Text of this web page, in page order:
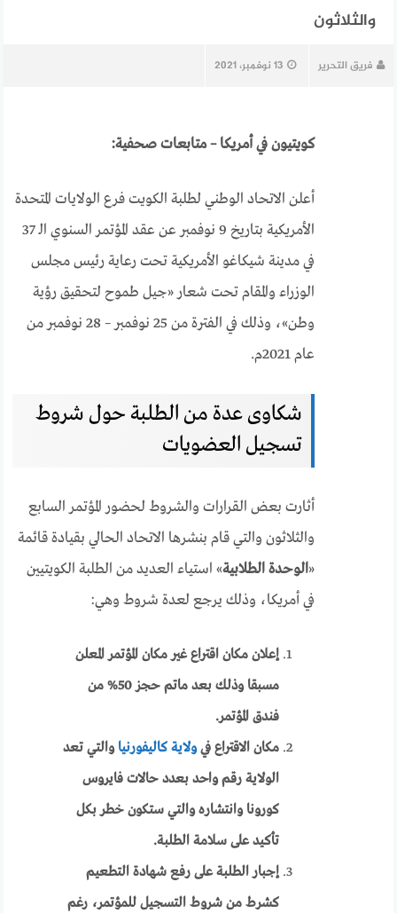
والثلاثون
فريق التحرير 13 نوفمبر، 2021
كويتيون في أمريكا – متابعات صحفية:
أعلن الاتحاد الوطني لطلبة الكويت فرع الولايات المتحدة
الأمريكية بتاريخ 9 نوفمبر عن عقد المؤتمر السنوي الـ 37
في مدينة شيكاغو الأمريكية تحت رعاية رئيس مجلس
الوزراء والمقام تحت شعار «جيل طموح لتحقيق رؤية
وطن»، وذلك في الفترة من 25 نوفمبر – 28 نوفمبر من
عام 2021م.
شكاوى عدة من الطلبة حول شروط
تسجيل العضويات
أثارت بعض القرارات والشروط لحضور المؤتمر السابع
والثلاثون والتي قام بنشرها الاتحاد الحالي بقيادة قائمة
«الوحدة الطلابية» استياء العديد من الطلبة الكويتيين
في أمريكا، وذلك يرجع لعدة شروط وهي:
إعلان مكان اقتراع غير مكان المؤتمر المعلن
مسبقا وذلك بعد ماتم حجز 50% من
فندق المؤتمر.
مكان الاقتراع فيولاية كاليفورنيا والتي تعد
الولاية رقم واحد بعدد حالات فايروس
كورونا وانتشاره والتي ستكون خطر بكل
تأكيد على سلامة الطلبة.
إجبار الطلبة على رفع شهادة التطعيم
كشرط من شروط التسجيل للمؤتمر، رغم